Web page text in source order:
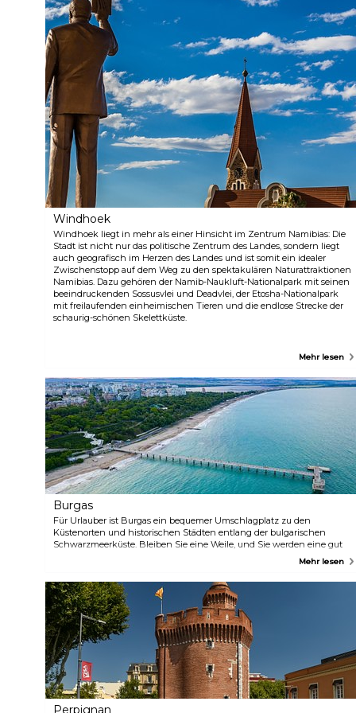
Windhoek
Windhoek liegt in mehr als einer Hinsicht im Zentrum Namibias: Die
Stadt ist nicht nur das politische Zentrum des Landes, sondern liegt
auch geografisch im Herzen des Landes und ist somit ein idealer
Zwischenstopp auf dem Weg zu den spektakulären Naturattraktionen
Namibias. Dazu gehören der Namib-Naukluft-Nationalpark mit seinen
beeindruckenden Sossusvlei und Deadvlei, der Etosha-Nationalpark
mit freilaufenden einheimischen Tieren und die endlose Strecke der
schaurig-schönen Skelettküste.
Mehr lesen
Burgas
Für Urlauber ist Burgas ein bequemer Umschlagplatz zu den
Küstenorten und historischen Städten entlang der bulgarischen
Schwarzmeerküste. Bleiben Sie eine Weile, und Sie werden eine gut
gepflegte Stadt mit einem begehbaren Zentrum, einem langen
interessanten Museen vorfinden. Erschwingliche Hotels und einige
der besten Restaurants der Region machen die Stadt zu einem
praktischen Ausgangspunkt für die Erkundung der Südküste –
Sosopol, Pomorie, Rawda, Nessebar, Sonnenstrand und Sweti Wlas
sind nur eine kurze Autofahrt entfernt!
Mehr lesen
Perpignan